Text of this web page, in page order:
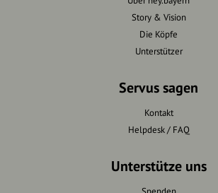
Story & Vision
Die Köpfe
Unterstützer
Servus sagen
Kontakt
Helpdesk / FAQ
Unterstütze uns